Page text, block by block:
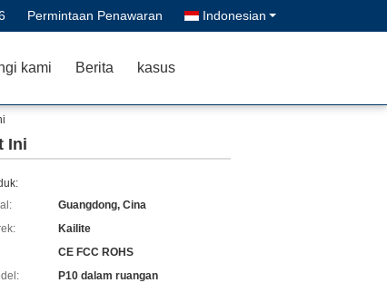
Permintaan Penawaran Indonesian
kami Berita kasus
Ini
Guangdong, Cina
Kailite
CE FCC ROHS
P10 dalam ruangan